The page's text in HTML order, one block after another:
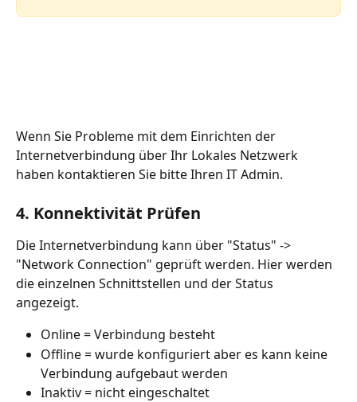
Wenn Sie Probleme mit dem Einrichten der
Internetverbindung über Ihr Lokales Netzwerk
haben kontaktieren Sie bitte Ihren IT Admin.
4. Konnektivität Prüfen
Die Internetverbindung kann über "Status" ->
"Network Connection" geprüft werden. Hier werden
die einzelnen Schnittstellen und der Status
angezeigt.
Online = Verbindung besteht
Offline = wurde konfiguriert aber es kann keine
Verbindung aufgebaut werden
Inaktiv = nicht eingeschaltet